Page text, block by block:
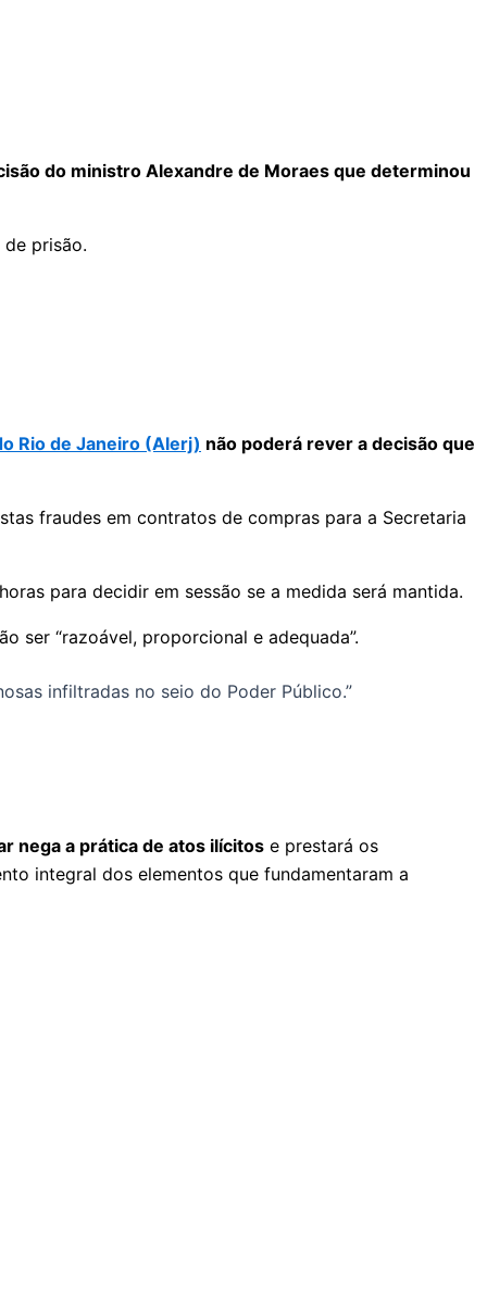
do ministro Alexandre de Moraes que determinou
prisão.
Rio de Janeiro (Alerj) não poderá rever a decisão que
fraudes em contratos de compras para a Secretaria
para decidir em sessão se a medida será mantida.
ser “razoável, proporcional e adequada”.
infiltradas no seio do Poder Público.”
nega a prática de atos ilícitos e prestará os
integral dos elementos que fundamentaram a